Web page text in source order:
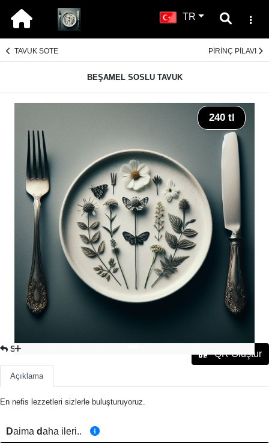
TR
TAVUK SOTE PİRİNÇ PİLAVI
BEŞAMEL SOSLU TAVUK
240 tl
SULU YEMEK QR Oluştur
Açıklama
En nefis lezzetleri sizlerle buluşturuyoruz.
Daima daha ileri..